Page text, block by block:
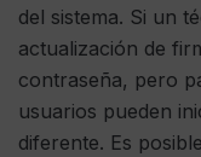
del sistema. Si un
actualización de
contraseña, pero
usuarios pueden
diferente. Es